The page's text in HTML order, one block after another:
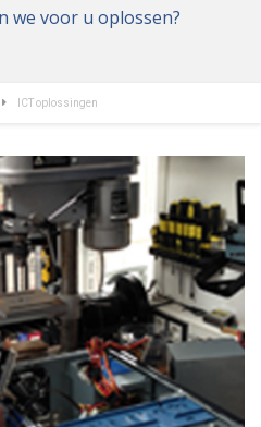
we voor u oplossen?
ICT oplossingen